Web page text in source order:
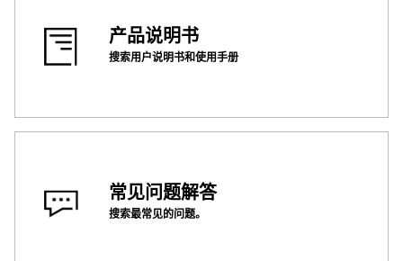
产品说明书
搜索用户说明书和使用手册
常见问题解答
搜索最常见的问题。